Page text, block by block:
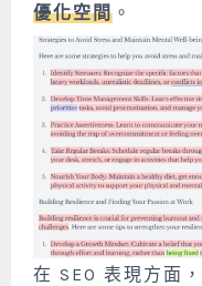
優化空間 。
在 SEO 表現方面，